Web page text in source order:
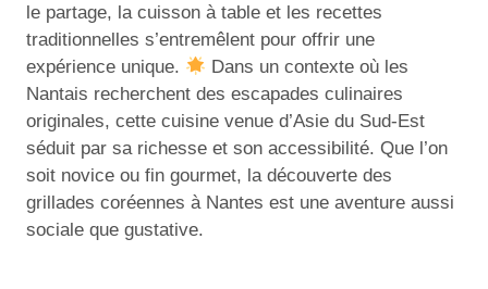
le partage, la cuisson à table et les recettes
traditionnelles s’entremêlent pour offrir une
expérience unique.
Dans un contexte où les
Nantais recherchent des escapades culinaires
originales, cette cuisine venue d’Asie du Sud-Est
séduit par sa richesse et son accessibilité. Que l’on
soit novice ou fin gourmet, la découverte des
grillades coréennes à Nantes est une aventure aussi
sociale que gustative.